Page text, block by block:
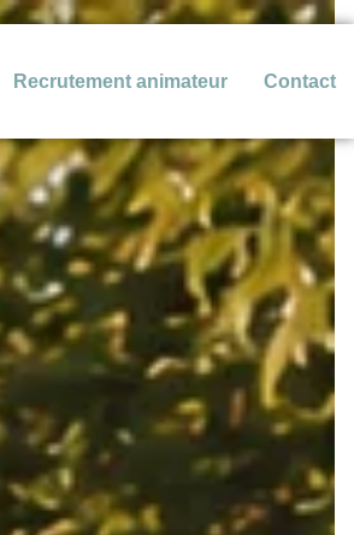
Recrutement animateur Contact